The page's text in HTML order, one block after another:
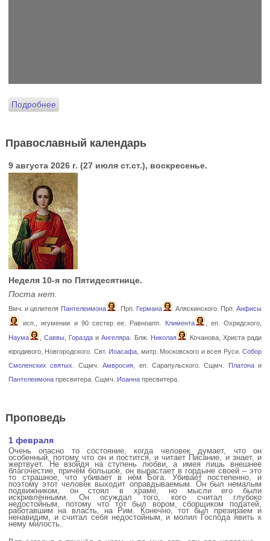
Подробнее
Православный календарь
9 августа 2026 г. (27 июля ст.ст.), воскресенье.
Неделя 10-я по Пятидесятнице.
Поста нет.
Вмч. и целителя Пантелеимона . Прп. Германа Аляскинского. Прп.Анфисы
исп., игумении и 90 сестер ее. Равноапп.
Климента
, еп. Охридского,
Наума
,Саввы Горазда иАнгеляра . Блж. Николая
Кочанова, Христа ради
юродивого, Новгородского. Свт. Иоасафа , митр. Московского и всея Руси.Собор
Смоленских святых
. Сщмч.Амвросия , еп. Сарапульского. Сщмч. Платонаи
Пантелеимонапресвитера. Сщмч. Иоаннапресвитера.
Проповедь
1 февраля
Очень опасно то состояние, когда человек думает, что он
особенный, потому что он и постится, и читает Писание, и знает, и
жертвует. Не взойдя на ступень любви, а имея лишь внешнее
благочестие, причём большое, он вырастает в гордыне своей – это
то страшное, что убивает в нём Бога. Убивает постепенно, и
поэтому этот человек выходит оправдываемым. Он был немалым
подвижником, он стоял в храме, но мысли его были
искривлёнными. Он осуждал того, кого считал глубоко
недостойным, потому что тот был вором, сборщиком податей,
работавшим на власть, на Рим. Конечно, тот был презираем и
ненавидим, и считал себя недостойным, и молил Господа явить к
нему милость.